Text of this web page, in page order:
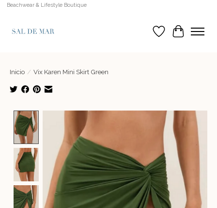
Beachwear & Lifestyle Boutique
Lista de deseos
Cesta
Inicio / Vix Karen Mini Skirt Green